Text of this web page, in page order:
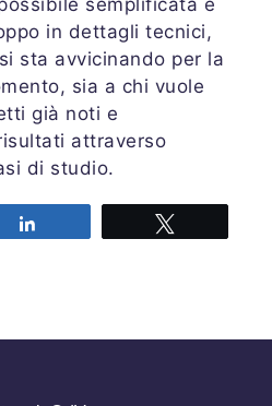
in dettagli tecnici,
sta avvicinando per la
sia a chi vuole
già noti e
attraverso
di studio.